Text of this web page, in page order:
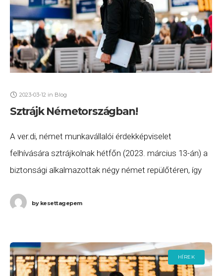
2023-03-12 in Blog
Sztrájk Németországban!
A ver.di, német munkavállalói érdekképviselet
felhívására sztrájkolnak hétfőn (2023. március 13-án) a
biztonsági alkalmazottak négy német repülőtéren, így
forgalomban. A munkabeszüntetéssel érintett
bykesettagepem
HÍREK